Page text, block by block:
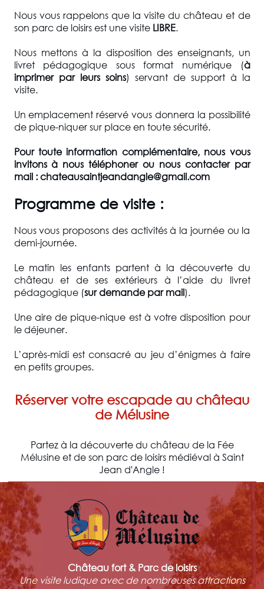
Nous vous rappelons que la visite du château et de
son parc de loisirs est une visite LIBRE.
Nous mettons à la disposition des enseignants, un
livret pédagogique sous format numérique (à
imprimer par leurs soins) servant de support à la
visite.
Un emplacement réservé vous donnera la possibilité
de pique-niquer sur place en toute sécurité.
Pour toute information complémentaire, nous vous
invitons à nous téléphoner ou nous contacter par
mail : chateausaintjeandangle@gmail.com
Programme de visite :
Nous vous proposons des activités à la journée ou la
demi-journée.
Le matin les enfants partent à la découverte du
château et de ses extérieurs à l’aide du livret
pédagogique (sur demande par mail).
Une aire de pique-nique est à votre disposition pour
le déjeuner.
L’après-midi est consacré au jeu d’énigmes à faire
en petits groupes.
Réserver votre escapade au château
de Mélusine
Partez à la découverte du château de la Fée
Mélusine et de son parc de loisirs médiéval à Saint
Jean d'Angle !
Château fort & Parc de loisirs
Une visite ludique avec de nombreuses attractions